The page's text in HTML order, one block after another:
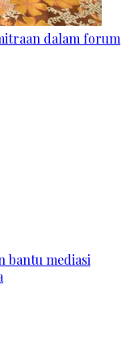
dalam forum
bantu mediasi